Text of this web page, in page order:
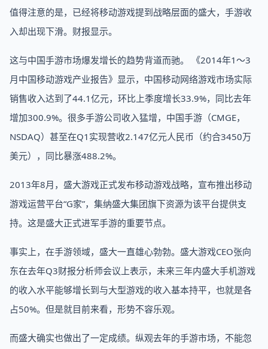
值得注意的是，已经将移动游戏提到战略层面的盛大，手游收
入却出现下滑。财报显示。
这与中国手游市场爆发增长的趋势背道而驰。 《2014年1～3
月中国移动游戏产业报告》显示，中国移动网络游戏市场实际
销售收入达到了44.1亿元，环比上季度增长33.9%，同比去年
增加300.9%。很多手游公司收入猛增，中国手游（CMGE，
NSDAQ）甚至在Q1实现营收2.147亿元人民币（约合3450万
美元），同比暴涨488.2%。
2013年8月，盛大游戏正式发布移动游戏战略，宣布推出移动
游戏运营平台“G家”，集纳盛大集团旗下资源为该平台提供支
持。这是盛大正式进军手游的重要节点。
事实上，在手游领域，盛大一直雄心勃勃。盛大游戏CEO张向
东在去年Q3财报分析师会议上表示，未来三年内盛大手机游戏
的收入水平能够增长到与大型游戏的收入基本持平，也就是各
占50%。但是就目前来看，形势不容乐观。
而盛大确实也做出了一定成绩。纵观去年的手游市场，不能忽